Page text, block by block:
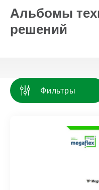
Альбомы
решений
Фильтры